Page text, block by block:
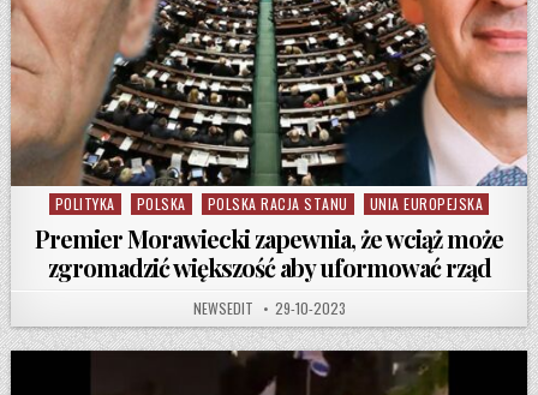
Posted in
POLITYKA POLSKA POLSKA RACJA STANU UNIA EUROPEJSKA
Premier Morawiecki zapewnia, że wciąż może
zgromadzić większość aby uformować rząd
AUTHOR:
NEWSEDIT PUBLISHED DATE:
29-10-2023